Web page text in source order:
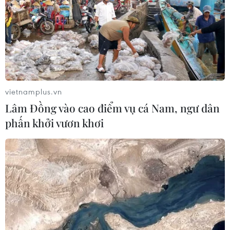
miền Nam Philippines
05/08/2026 05:29
Thời tiết miền Bắc sẽ ảnh
hưởng ra sao khi bão số 3 Kujira đi
vào Biển Đông?
05/08/2026 04:56
Áp thấp nhiệt đới mạnh lên thành
bão số 3, vùng ven biển không bị ảnh
hưởng
05/08/2026 01:41
Xem thêm
vietnamplus.vn
Lâm Đồng vào cao điểm vụ cá Nam, ngư dân
phấn khởi vươn khơi